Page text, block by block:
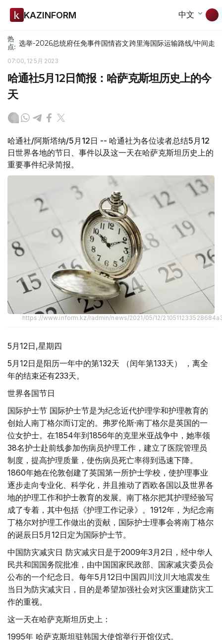
KAZINFORM 中文
热
点: 选举-2026总统府任免事件国情咨文跨里海国际运输路线/中间走廊
07:00, 12 5月 2023
哈通社5月12日简报：哈萨克斯坦历史上的今
天
哈通社/阿斯塔纳/5月12日 -- 哈通社为各位读者总结5月12
日世界各地的节日、事件以及这一天在哈萨克斯坦历史上的
重要事件纪录简报。
https://www.inform.kz/radmin/news/2021/05/12/
5月12日,星期四
5月12日是阳历一年中的第132天 （闰年第133天） ，离全
年的结束还有233天。
世界各国节日
国际护士节 国际护士节是为纪念近代护理学和护理教育的
创始人南丁格尔而订定的。弗罗伦斯·南丁格尔是英国的一
位女护士。在1854年到1856年的克里米亚战争中，她率领
38名护士赴前线参加伤病员护理工作，建立了医院管理员
制度，提高护理质量，使伤病员死亡率得到迅速下降。
1860年她在伦敦创建了英国第一所护士学校，使护理事业
逐步走向专业化、科学化，并且推动了西欧各国以及世界各
地的护理工作和护士教育的发展。南丁格尔把其护理经验写
成了专着，其中包括《护理工作记录》。1912年，为纪念南
丁格尔对护理工作做出的贡献，国际护士理事会将南丁格尔
的诞辰日5月12日定为国际护士节。
中国防灾减灾日 防灾减灾日是于2009年3月2日，经中华人
民共和国国务院批准，由中国国家民政部、国家减灾委员会
公布的一个纪念日。每年5月12日中国四川汶川大地震发生
当日为防灾减灾日，目的是希望加强社会对灾区重建防灾工
作的重视。
这一天在哈萨克斯坦历史上：
1995年 哈萨克斯坦驻韩国大使馆举行开馆仪式。